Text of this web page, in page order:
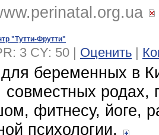
"Тутти-Фрутти"
3 CY: 50 | Оценить |
беременных в
родах,
фитнесу, йоге,
психологии.